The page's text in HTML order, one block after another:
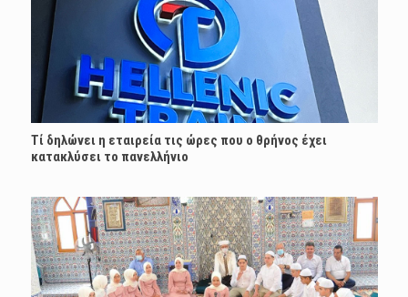
Τί δηλώνει η εταιρεία τις ώρες που ο θρήνος έχει
κατακλύσει το πανελλήνιο